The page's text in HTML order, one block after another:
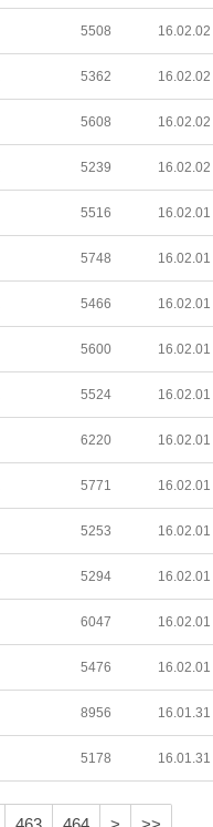
5508 16.02.02
5362 16.02.02
5608 16.02.02
5239 16.02.02
5516 16.02.01
5748 16.02.01
5466 16.02.01
5600 16.02.01
5524 16.02.01
6220 16.02.01
5771 16.02.01
5253 16.02.01
5294 16.02.01
6047 16.02.01
5476 16.02.01
8956 16.01.31
5178 16.01.31